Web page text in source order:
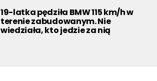
19-latka pędziła BMW 115 km/h w
terenie zabudowanym. Nie
wiedziała, kto jedzie za nią